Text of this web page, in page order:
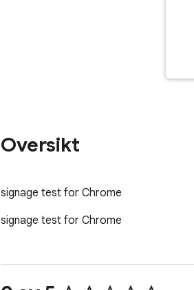
Oversikt
signage test for Chrome
signage test for Chrome